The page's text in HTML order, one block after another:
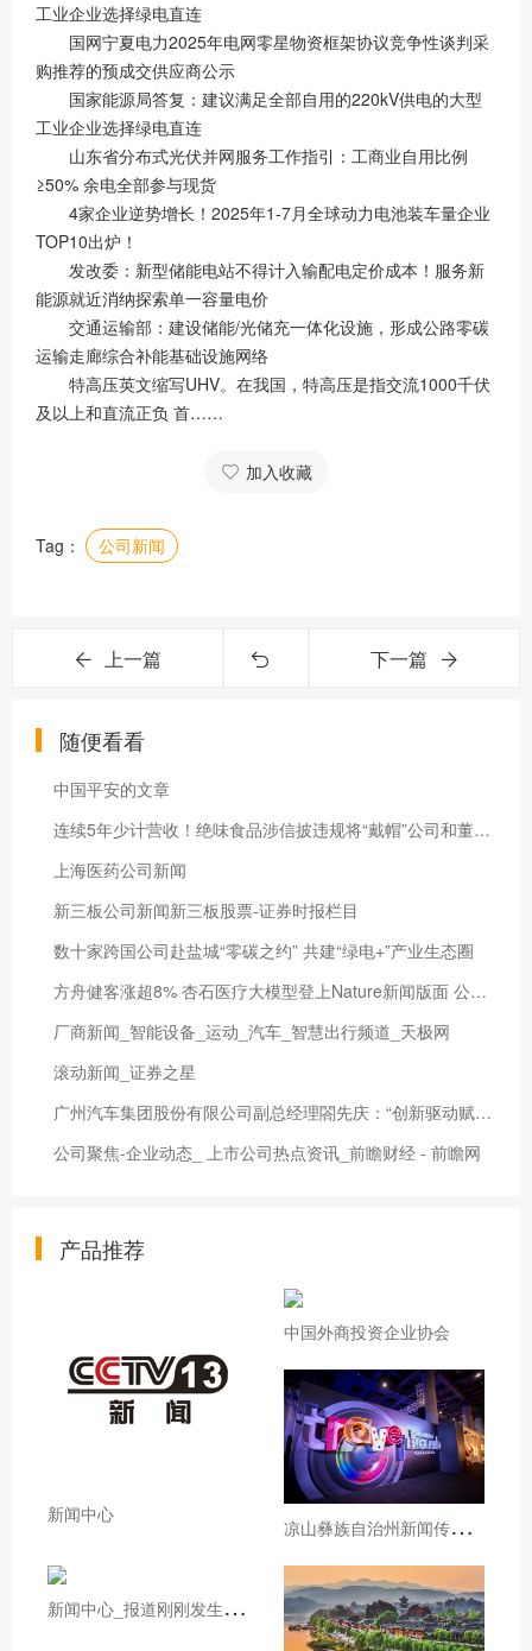
工业企业选择绿电直连
国网宁夏电力2025年电网零星物资框架协议竞争性谈判采
购推荐的预成交供应商公示
国家能源局答复：建议满足全部自用的220kV供电的大型
工业企业选择绿电直连
山东省分布式光伏并网服务工作指引：工商业自用比例
≥50% 余电全部参与现货
4家企业逆势增长！2025年1-7月全球动力电池装车量企业
TOP10出炉！
发改委：新型储能电站不得计入输配电定价成本！服务新
能源就近消纳探索单一容量电价
交通运输部：建设储能/光储充一体化设施，形成公路零碳
运输走廊综合补能基础设施网络
特高压英文缩写UHV。在我国，特高压是指交流1000千伏
及以上和直流正负 首……
加入收藏
Tag： 公司新闻
上一篇 下一篇
随便看看
中国平安的文章
连续5年少计营收！绝味食品涉信披违规将“戴帽”公司和董事长等被罚850万元
上海医药公司新闻
新三板公司新闻新三板股票-证券时报栏目
数十家跨国公司赴盐城“零碳之约” 共建“绿电+”产业生态圈
方舟健客涨超8% 杏石医疗大模型登上Nature新闻版面 公司AI慢病管理模式出圈海外
厂商新闻_智能设备_运动_汽车_智慧出行频道_天极网
滚动新闻_证券之星
广州汽车集团股份有限公司副总经理閤先庆：“创新驱动赋能新广汽”
公司聚焦-企业动态_ 上市公司热点资讯_前瞻财经 - 前瞻网
产品推荐
新闻中心
中国外商投资企业协会
凉
山彝族自治州新闻传媒中心凉山州广电融媒体提升项目竞争性谈判公告
新
闻中心_报道刚刚发生的新闻_光明网